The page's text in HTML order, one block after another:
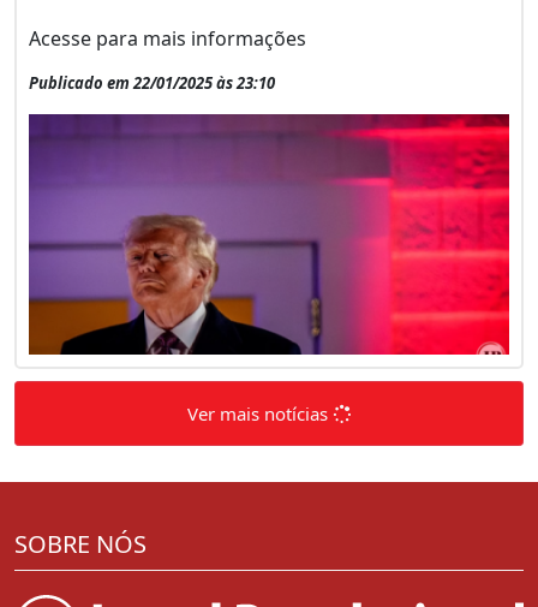
Acesse para mais informações
Publicado em 22/01/2025 às 23:10
Ver mais notícias
SOBRE NÓS